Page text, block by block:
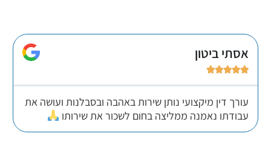
אסתי ביטון





עורך דין מיקצועי נותן שירות באהבה ובסבלנות ועושה את
עבודתו נאמנה ממליצה בחום לשכור את שירותו